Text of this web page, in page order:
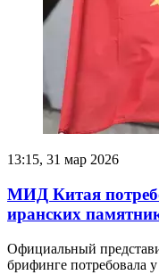
13:15, 31 мар 2026
МИД Китая
иранских
Официальный
брифинге потребовала